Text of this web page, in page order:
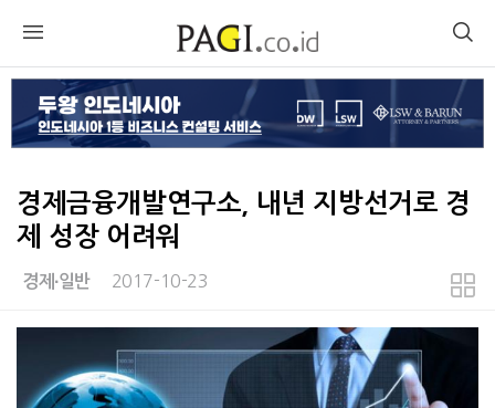
경제금융개발연구소, 내년 지방선거로 경
제 성장 어려워
경제∙일반 2017-10-23